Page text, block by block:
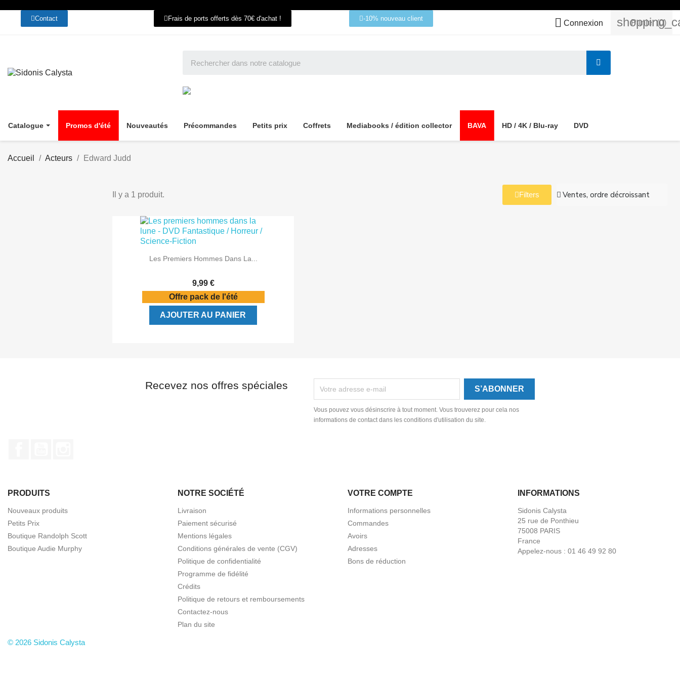
Contact Frais de ports offerts dès 70€ d'achat ! -10% nouveau client  Connexion Panier (0)
Catalogue Promos d'été Nouveautés Précommandes Petits prix Coffrets Mediabooks / édition collector BAVA HD / 4K / Blu-ray DVD
Accueil Acteurs Edward Judd
Il y a 1 produit. Filters
 Aperçu rapide
Les Premiers Hommes Dans La...
9,99 €
Offre pack de l'été
AJOUTER AU PANIER
Recevez nos offres spéciales
Vous pouvez vous désinscrire à tout moment. Vous trouverez pour cela nos
informations de contact dans les conditions d'utilisation du site.
PRODUITS
Nouveaux produits
Petits Prix
Boutique Randolph Scott
Boutique Audie Murphy
NOTRE SOCIÉTÉ
Livraison
Paiement sécurisé
Mentions légales
Conditions générales de vente (CGV)
Politique de confidentialité
Programme de fidélité
Crédits
Politique de retours et remboursements
Contactez-nous
Plan du site
VOTRE COMPTE
Informations personnelles
Commandes
Avoirs
Adresses
Bons de réduction
INFORMATIONS
Sidonis Calysta
25 rue de Ponthieu
75008 PARIS
France
Appelez-nous : 01 46 49 92 80
© 2026 Sidonis Calysta